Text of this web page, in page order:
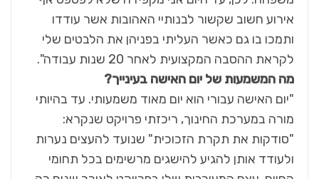
אירוע חשוב שקשור לבנותיי האהובות אשר עודדו
ותמכו בו גם כאשר העליתי בפניהן את הלבטים שלי
לקראת ההסבה המקצועית לאחר 20 שנות עבודה".
מה המשמעות של יום האישה בעינייך?
"יום האישה עבורי הוא יום מאוד משמעותי. עד בהיותי
מורה במערכת החינוך, ריכזתי פרויקט שנקרא:
"סודקות את תקרת הזכוכית" שנועד להעצים נערות
ולעודד אותן להגיע להישגים מרשימים בכל תחומי